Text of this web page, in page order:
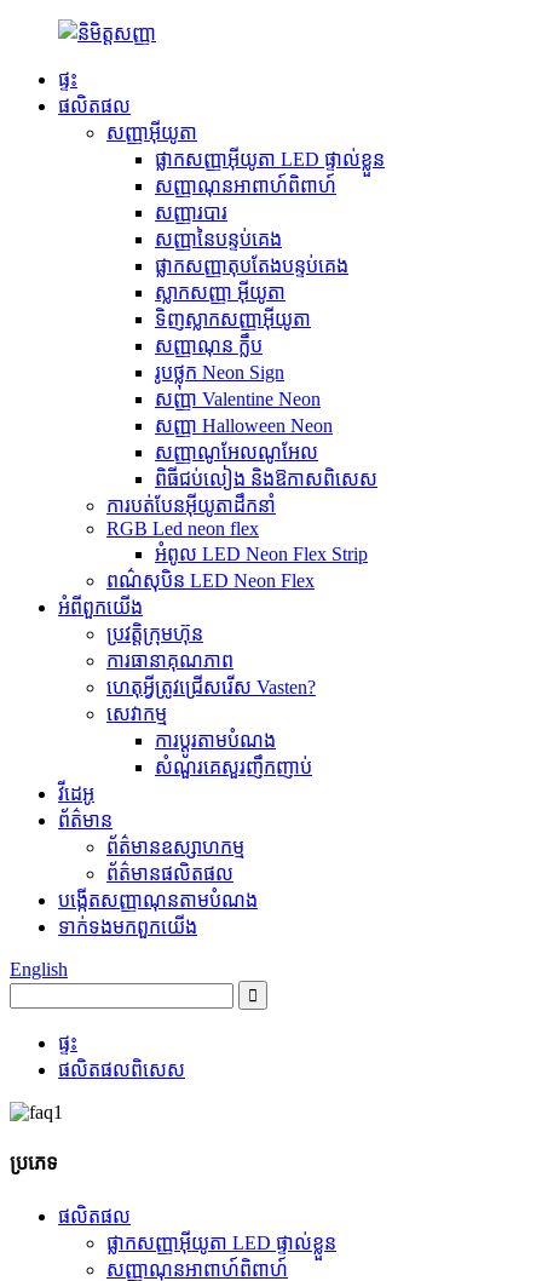
ផ្ទះ
ផលិតផល
សញ្ញាអ៊ីយូតា
ផ្លាកសញ្ញាអ៊ីយូតា LED ផ្ទាល់ខ្លួន
សញ្ញាណុនអាពាហ៍ពិពាហ៍
សញ្ញារបារ
សញ្ញានៃបន្ទប់គេង
ផ្លាកសញ្ញាតុបតែងបន្ទប់គេង
ស្លាកសញ្ញា អ៊ីយូតា
ទិញស្លាកសញ្ញាអ៊ីយូតា
សញ្ញាណុន ក្លឹប
រូបថ្លុក Neon Sign
សញ្ញា Valentine Neon
សញ្ញា Halloween Neon
សញ្ញាណូអែលណូអែល
ពិធីជប់លៀង និងឱកាសពិសេស
ការបត់បែនអ៊ីយូតាដឹកនាំ
RGB Led neon flex
អំពូល LED Neon Flex Strip
ពណ៌សុបិន LED Neon Flex
អំពី​ពួក​យើង
ប្រវត្តិ​ក្រុមហ៊ុន
ការធានា​គុណភាព
ហេតុអ្វីត្រូវជ្រើសរើស Vasten?
សេវាកម្ម
ការប្ដូរតាមបំណង
សំណួរគេសួរញឹកញាប់
វីដេអូ
ព័ត៌មាន
ព័ត៌មានឧស្សាហកម្ម
ព័ត៌មានផលិតផល
បង្កើតសញ្ញាណុនតាមបំណង
ទាក់ទង​មក​ពួក​យើង
English
ផ្ទះ
ផលិតផល​ពិសេស
ប្រភេទ
ផលិតផល
ផ្លាកសញ្ញាអ៊ីយូតា LED ផ្ទាល់ខ្លួន
សញ្ញាណុនអាពាហ៍ពិពាហ៍